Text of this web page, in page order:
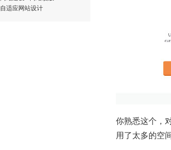
你熟悉这个，
用了太多的空
自适应网站设计